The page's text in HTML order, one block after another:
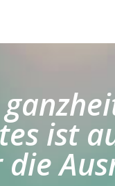
ist
die